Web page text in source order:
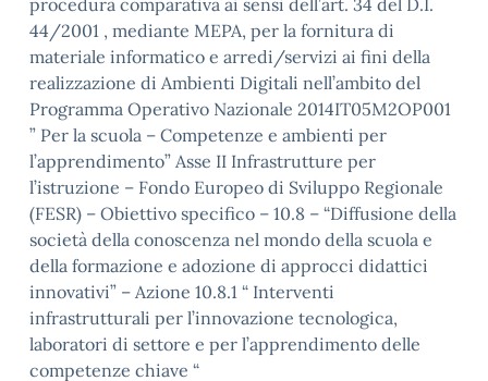
procedura comparativa ai sensi dell’art. 34 del D.I.
44/2001 , mediante MEPA, per la fornitura di
materiale informatico e arredi/servizi ai fini della
realizzazione di Ambienti Digitali nell’ambito del
Programma Operativo Nazionale 2014IT05M2OP001
” Per la scuola – Competenze e ambienti per
l’apprendimento” Asse II Infrastrutture per
l’istruzione – Fondo Europeo di Sviluppo Regionale
(FESR) – Obiettivo specifico – 10.8 – “Diffusione della
società della conoscenza nel mondo della scuola e
della formazione e adozione di approcci didattici
innovativi” – Azione 10.8.1 “ Interventi
infrastrutturali per l’innovazione tecnologica,
laboratori di settore e per l’apprendimento delle
competenze chiave “